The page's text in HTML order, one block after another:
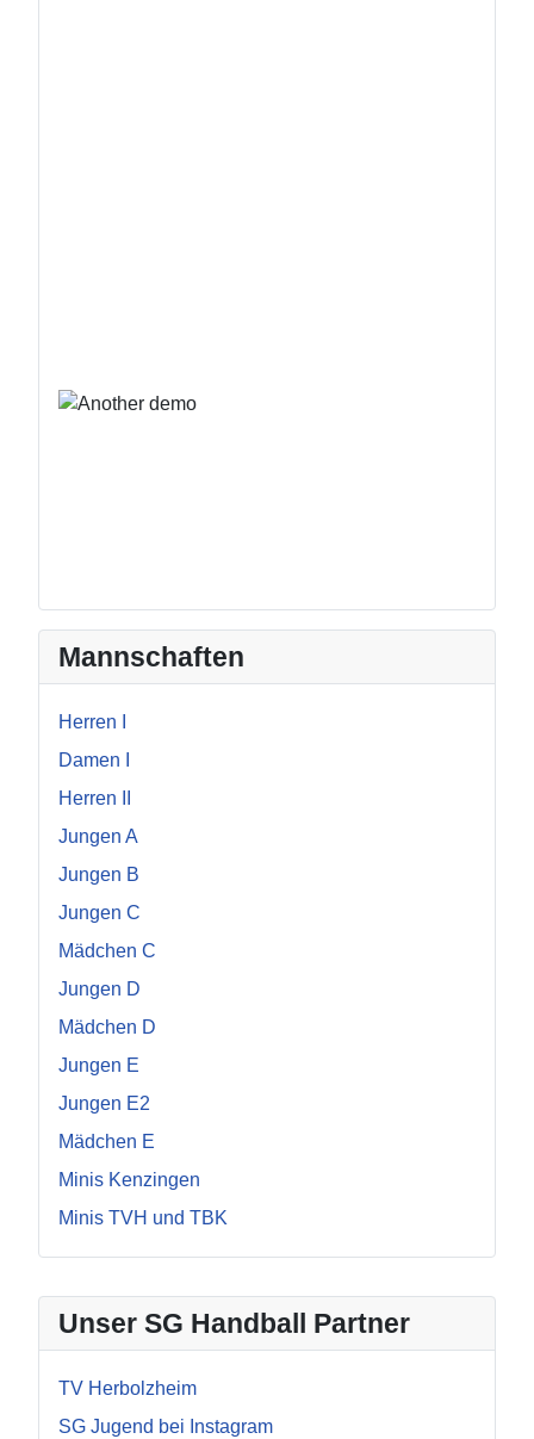
Unser SG Handball Partner
TV Herbolzheim
SG Jugend bei Instagram
Mannschaften
Herren I
Damen I
Herren II
Jungen A
Jungen B
Jungen C
Mädchen C
Jungen D
Mädchen D
Jungen E
Jungen E2
Mädchen E
Minis Kenzingen
Minis TVH und TBK